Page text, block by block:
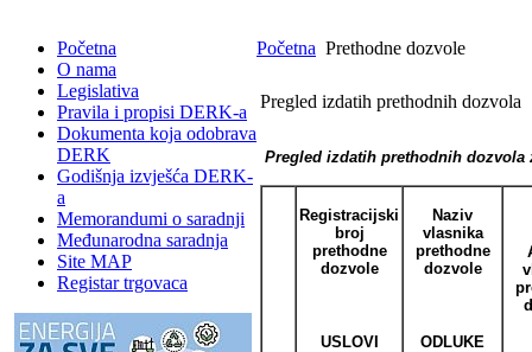
Početna
O nama
Legislativa
Pravila i propisi DERK-a
Dokumenta koja odobrava
DERK
Godišnja izvješća DERK-
a
Memorandumi o saradnji
Međunarodna saradnja
Site MAP
Registar trgovaca
Početna Prethodne dozvole
Pregled izdatih prethodnih dozvola
Pregled izdatih prethodnih dozvola
Registracijski
broj
prethodne
dozvole
USLOVI
Naziv
vlasnika
prethodne
dozvole
ODLUKE